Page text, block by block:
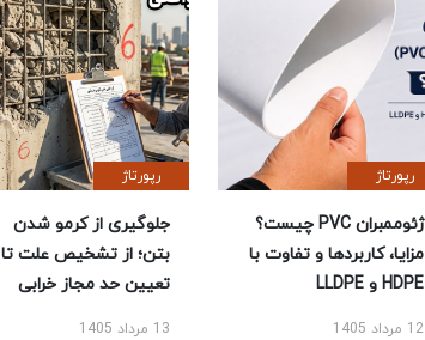
رپورتاژ
ژئوممبران PVC چیست؟
مزایا، کاربردها و تفاوت با
HDPE و LLDPE
12 مرداد 1405
رپورتاژ
جلوگیری از کرمو شدن
بتن؛ از تشخیص علت تا
تعیین حد مجاز خرابی
13 مرداد 1405